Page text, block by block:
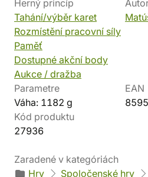
Herný princíp
Tahání/výběr karet
Rozmístění pracovní síly
Paměť
Dostupné akční body
Aukce / dražba
Parametre
Váha: 1182 g
EAN
Kód produktu
27936
Zaradené v kategóriách
Hry
Spoločenské hry